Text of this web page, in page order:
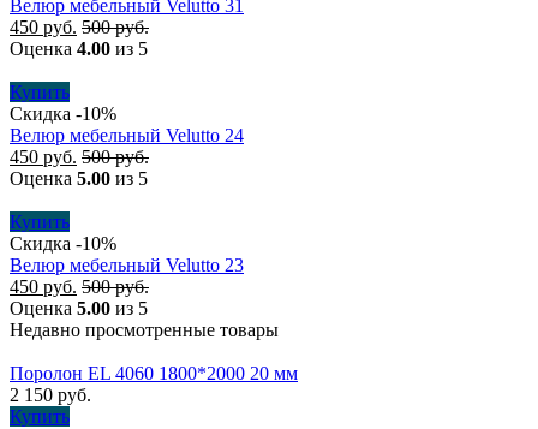
Велюр мебельный Velutto 31
450 руб. 500руб.
Оценка 4.00 из 5
Купить
Скидка -10%
Велюр мебельный Velutto 24
450 руб. 500руб.
Оценка 5.00 из 5
Купить
Скидка -10%
Велюр мебельный Velutto 23
450 руб. 500руб.
Оценка 5.00 из 5
Недавно просмотренные товары
Поролон EL 4060 1800*2000 20 мм
2 150 руб.
Купить